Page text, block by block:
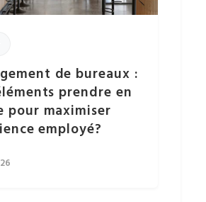
de bureaux :
prendre en
pour maximiser
employé?